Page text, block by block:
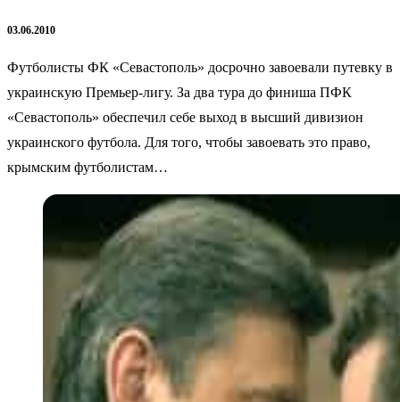
03.06.2010
Футболисты ФК «Севастополь» досрочно завоевали путевку в
украинскую Премьер-лигу. За два тура до финиша ПФК
«Севастополь» обеспечил себе выход в высший дивизион
украинского футбола. Для того, чтобы завоевать это право,
крымским футболистам…